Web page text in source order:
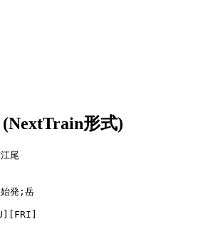
形式)
尾
発;岳